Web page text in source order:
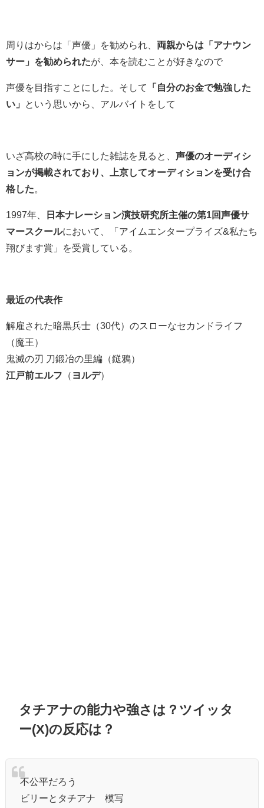
周りはからは「声優」を勧められ、 両親からは「アナウン
サー」を勧められたが、本を読むことが好きなので
声優を目指すことにした。そして
「自分のお金で勉強した
い」
という思いから、アルバイトをして
いざ高校の時に手にした雑誌を見ると、 声優のオーディシ
ョンが掲載されており、上京してオーディションを受け合
格した。
1997年 日本ナレーション演技研究所主催の第1回声優サ
マースクールにおいて、「アイムエンタープライズ&私たち
翔びます賞」を受賞している。
最近の代表作
解雇された暗黒兵士（30代）のスローなセカンドライフ
（魔王）
鬼滅の刃 刀鍛冶の里編（鎹鴉）
江戸前エルフ （ ヨルデ）
タチアナの能力や強さは？ツイッタ
ー(X)の反応は？
不公平だろう
ビリーとタチアナ 模写